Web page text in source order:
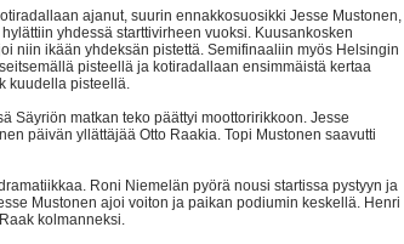
ajanut, suurin ennakkosuosikki Jesse Mustonen,
yhdessä starttivirheen vuoksi. Kuusankosken
niin ikään yhdeksän pistettä. Semifinaaliin myös Helsingin
pisteellä ja kotiradallaan ensimmäistä kertaa
kuudella pisteellä.
Säyriön matkan teko päättyi moottoririkkoon. Jesse
päivän yllättäjää Otto Raakia. Topi Mustonen saavutti
Roni Niemelän pyörä nousi startissa pystyyn ja
Mustonen ajoi voiton ja paikan podiumin keskellä. Henri
kolmanneksi.